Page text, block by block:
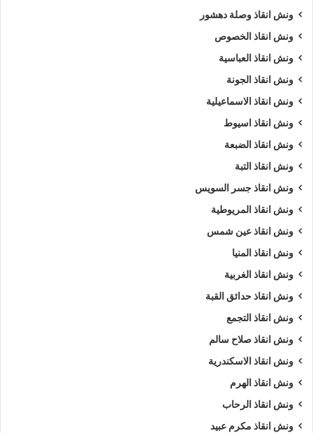
ونش انقاذ وصلة دهشور
ونش انقاذ الخصوص
ونش انقاذ العباسية
ونش انقاذ الجونة
ونش انقاذ الاسماعيلية
ونش انقاذ اسيوط
ونش انقاذ الضبعة
ونش انقاذ التبة
ونش انقاذ جسر السويس
ونش انقاذ المريوطية
ونش انقاذ عين شمس
ونش انقاذ المنيا
ونش انقاذ الغربية
ونش انقاذ حدائق القبة
ونش انقاذ التجمع
ونش انقاذ صلاح سالم
ونش انقاذ الاسكندرية
ونش انقاذ الهرم
ونش انقاذ الرحاب
ونش انقاذ مكرم عبيد